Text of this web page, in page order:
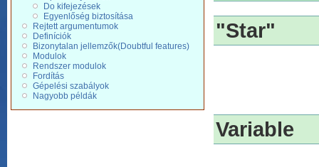
Do kifejezések
Egyenlőség biztosítása
Rejtett argumentumok
Definíciók
Bizonytalan jellemzők(Doubtful features)
Modulok
Rendszer modulok
Fordítás
Gépelési szabályok
Nagyobb példák
"Star"
Variable